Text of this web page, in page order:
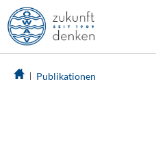
Publikationen